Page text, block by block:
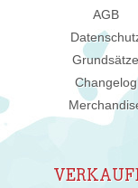
AGB
Grundsätze
Changelog